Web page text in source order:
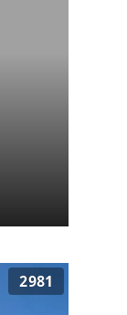
2981